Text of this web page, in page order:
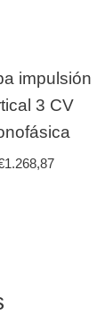
impulsión
3 CV
1.268,87